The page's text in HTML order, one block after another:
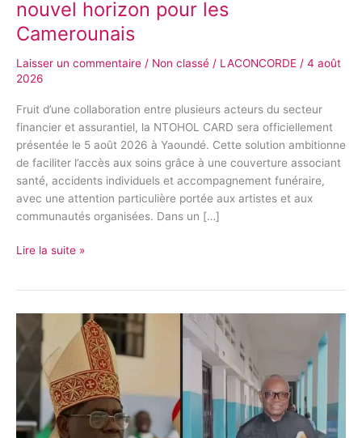
nouvel horizon pour les
Camerounais
Laisser un commentaire / Non classé / LACONCORDE / 4 août
2026
Fruit d’une collaboration entre plusieurs acteurs du secteur
financier et assurantiel, la NTOHOL CARD sera officiellement
présentée le 5 août 2026 à Yaoundé. Cette solution ambitionne
de faciliter l’accès aux soins grâce à une couverture associant
santé, accidents individuels et accompagnement funéraire,
avec une attention particulière portée aux artistes et aux
communautés organisées. Dans un […]
les
Lire la suite »
Clément
Nkodo
Manga,
l’homme
choisi
pour